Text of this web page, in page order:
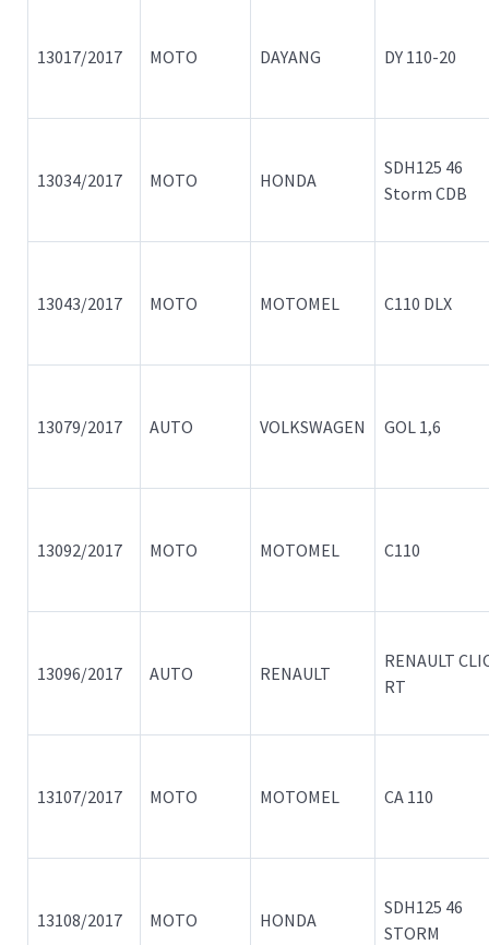
13017/2017 MOTO DAYANG DY 110-20
13034/2017 MOTO HONDA
SDH125 46
Storm CDB
13043/2017 MOTO MOTOMEL C110 DLX
13079/2017 AUTO VOLKSWAGEN GOL 1,6
13092/2017 MOTO MOTOMEL C110
13096/2017 AUTO RENAULT
RENAULT
RT
13107/2017 MOTO MOTOMEL CA 110
13108/2017 MOTO HONDA
SDH125 46
STORM